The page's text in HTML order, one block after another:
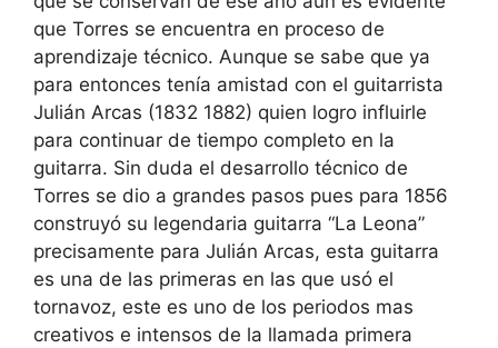
que Torres se encuentra en proceso de
aprendizaje técnico. Aunque se sabe que ya
para entonces tenía amistad con el guitarrista
Julián Arcas (1832 1882) quien logro influirle
para continuar de tiempo completo en la
guitarra. Sin duda el desarrollo técnico de
Torres se dio a grandes pasos pues para 1856
construyó su legendaria guitarra “La Leona”
precisamente para Julián Arcas, esta guitarra
es una de las primeras en las que usó el
tornavoz, este es uno de los periodos mas
creativos e intensos de la llamada primera